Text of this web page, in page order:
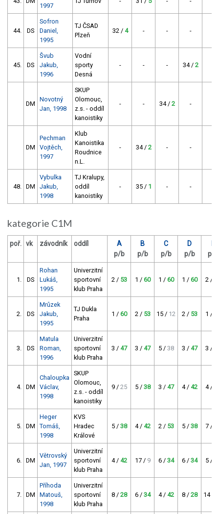
1997
44. DS
Sofron
Daniel,
1995
TJ ČSAD
Plzeň
32 / 4 - - -
45. DS
Švub
Jakub,
1996
Vodní
sporty
Desná
- - - 34 / 2
DM
Novotný
Jan, 1998
SKUP
Olomouc,
z.s. - oddíl
kanoistiky
- - 34 / 2 -
DM
Pechman
Vojtěch,
1997
Klub
Kanoistika
Roudnice
n.L.
- 34 / 2 - -
48. DM
Vybulka
Jakub,
1998
TJ Kralupy,
oddíl
kanoistiky
- 35 / 1 - -
kategorie C1M
poř. vk závodník oddíl
A
p/b
B
p/b
C
p/b
D
p/b
p/b
1. DS
Rohan
Lukáš,
1995
Univerzitní
sportovní
klub Praha
2 / 53 1 / 60 1 / 60 1 / 60 2 /
2. DS
Mrůzek
Jakub,
1995
TJ Dukla
Praha
1 / 60 2 / 53 15 / 12 2 / 53 1 /
3. DS
Matula
Roman,
1996
Univerzitní
sportovní
klub Praha
3 / 47 3 / 47 5 / 38 3 / 47 3 /
4. DM
Chaloupka
Václav,
1998
SKUP
Olomouc,
z.s. - oddíl
kanoistiky
9 / 25 5 / 38 3 / 47 4 / 42 4 /
5. DM
Heger
Tomáš,
1998
KVS
Hradec
Králové
5 / 38 4 / 42 2 / 53 5 / 38 7 /
6. DM
Větrovský
Jan, 1997
Univerzitní
sportovní
klub Praha
4 / 42 17 / 9 6 / 34 6 / 34 5 /
7. DM
Příhoda
Matouš,
1998
Univerzitní
sportovní
klub Praha
8 / 28 6 / 34 4 / 42 8 / 28 14 /